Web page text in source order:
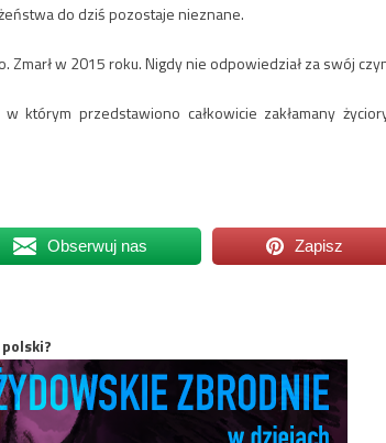
do dziś pozostaje nieznane.
w 2015 roku. Nigdy nie odpowiedział za swój
którym przedstawiono całkowicie zakłamany
Obserwuj nas Zapisz